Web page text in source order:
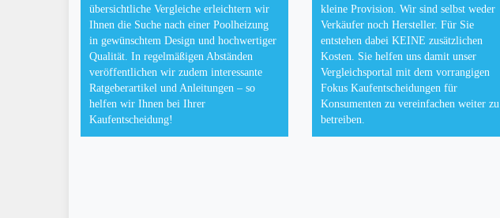
übersichtliche Vergleiche erleichtern wir
Ihnen die Suche nach einer Poolheizung
in gewünschtem Design und hochwertiger
Qualität. In regelmäßigen Abständen
veröffentlichen wir zudem interessante
Ratgeberartikel und Anleitungen – so
helfen wir Ihnen bei Ihrer
Kaufentscheidung!
kleine Provision. Wir sind selbst weder
Verkäufer noch Hersteller. Für Sie
entstehen dabei KEINE zusätzlichen
Kosten. Sie helfen uns damit unser
Vergleichsportal mit dem vorrangigen
Fokus Kaufentscheidungen für
Konsumenten zu vereinfachen weiter zu
betreiben.